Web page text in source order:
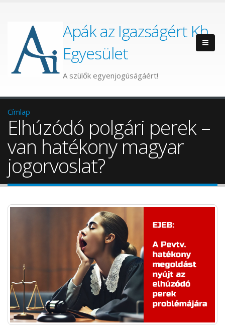
Apák az Igazságért Kh.
Egyesület
A szülők egyenjogúságáért!
Címlap
Elhúzódó polgári perek –
van hatékony magyar
jogorvoslat?